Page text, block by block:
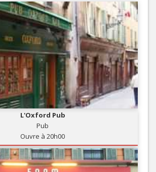
L'Oxford Pub
Pub
Ouvre à 20h00